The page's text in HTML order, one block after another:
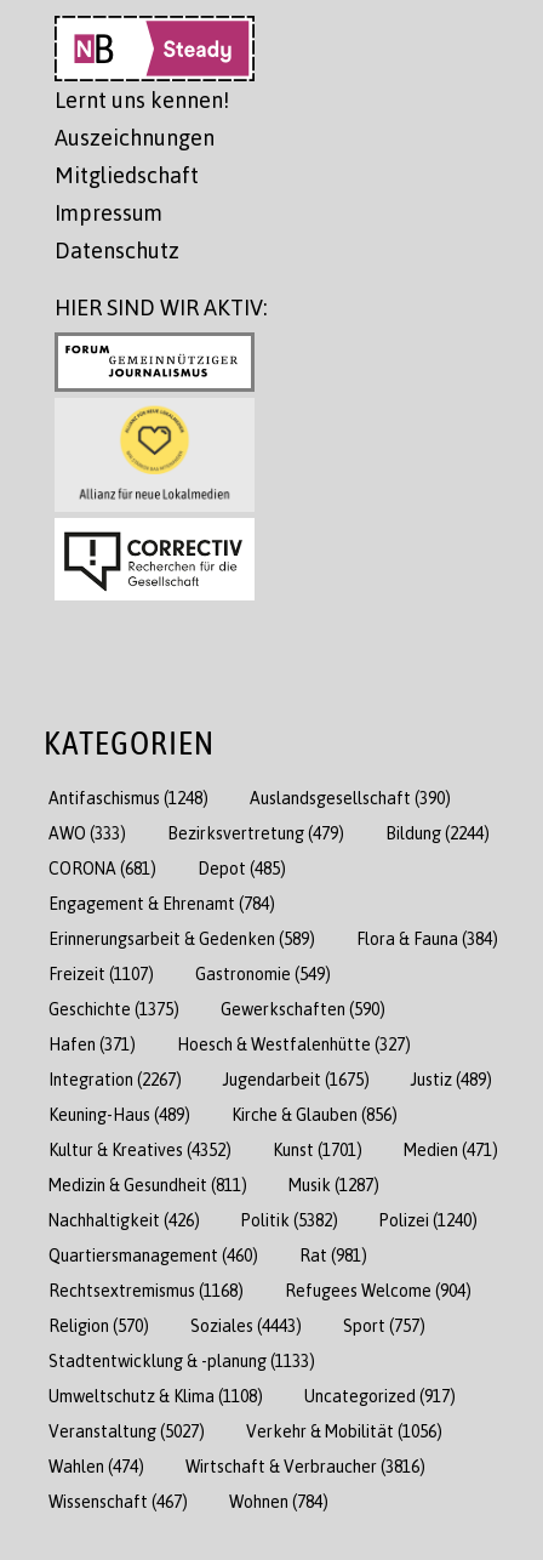
Lernt uns kennen!
Auszeichnungen
Mitgliedschaft
Impressum
Datenschutz
HIER SIND WIR AKTIV:
KATEGORIEN
Antifaschismus (1248) Auslandsgesellschaft (390)
AWO (333) Bezirksvertretung(479) Bildung(2244)
CORONA (681) Depot (485)
Engagement & Ehrenamt (784)
Erinnerungsarbeit & Gedenken (589) Flora & Fauna (384)
Freizeit (1107) Gastronomie (549)
Geschichte (1375) Gewerkschaften (590)
Hafen (371) Hoesch & Westfalenhütte (327)
Integration (2267) Jugendarbeit (1675) Justiz(489)
Keuning-Haus (489) Kirche & Glauben (856)
Kultur & Kreatives (4352) Kunst (1701) Medien (471)
Medizin & Gesundheit (811) Musik (1287)
Nachhaltigkeit (426) Politik (5382) Polizei (1240)
Quartiersmanagement (460) Rat (981)
Rechtsextremismus (1168) Refugees Welcome (904)
Religion (570) Soziales (4443) Sport (757)
Stadtentwicklung & -planung(1133)
Umweltschutz & Klima (1108) Uncategorized (917)
Veranstaltung(5027) Verkehr & Mobilität (1056)
Wahlen (474) Wirtschaft & Verbraucher(3816)
Wissenschaft (467) Wohnen (784)